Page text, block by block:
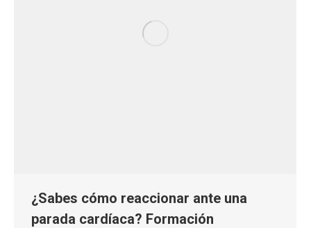
¿Sabes cómo reaccionar ante una
parada cardíaca? Formación